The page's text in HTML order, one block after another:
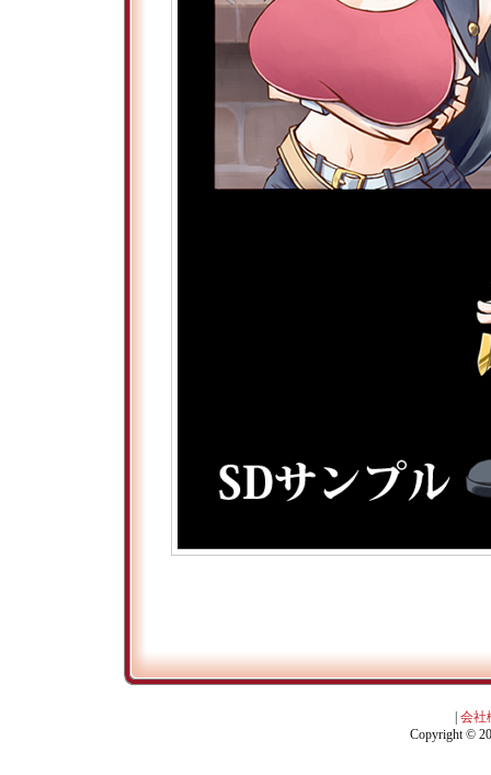
会社
Copyright ©